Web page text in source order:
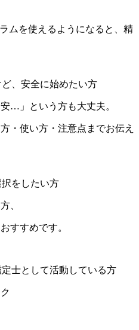
ムを使えるようになると、精
、安全に始めたい方
…」という方も大丈夫。
・使い方・注意点までお伝え
をしたい方
、
すすめです。
士として活動している方